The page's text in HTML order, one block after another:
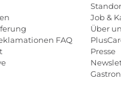
FAQ
Job &
Über
Presse